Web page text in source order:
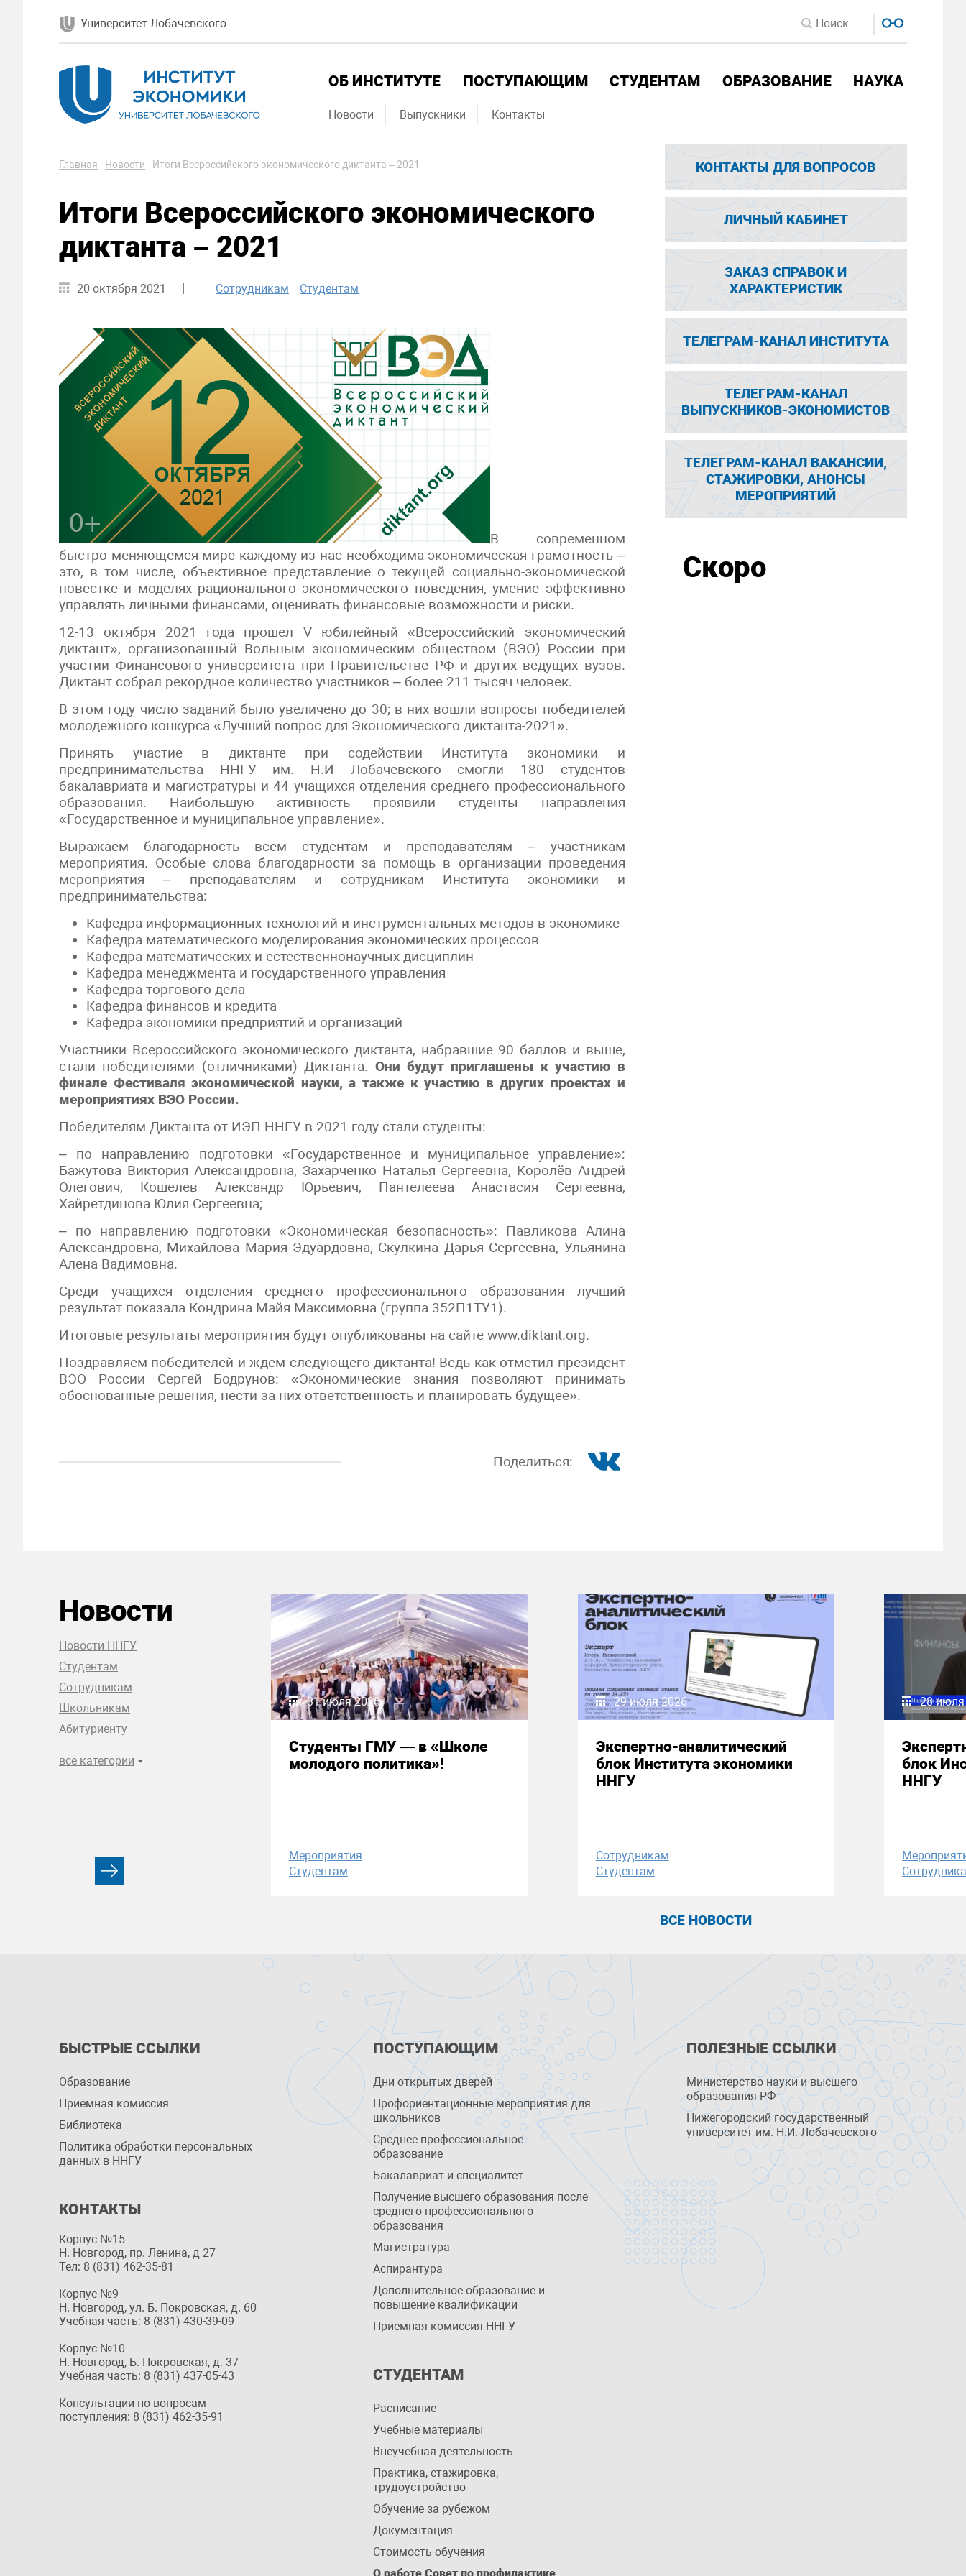
Университет Лобачевского
ОБ ИНСТИТУТЕ ПОСТУПАЮЩИМ СТУДЕНТАМ ОБРАЗОВАНИЕ НАУКА
Новости Выпускники Контакты
Главная - Новости - Итоги Всероссийского экономического диктанта – 2021
Итоги Всероссийского экономического
диктанта – 2021
20 октября 2021 Сотрудникам Студентам
В современном
быстро меняющемся мире каждому из нас необходима экономическая грамотность –
это, в том числе, объективное представление о текущей социально-экономической
повестке и моделях рационального экономического поведения, умение эффективно
управлять личными финансами, оценивать финансовые возможности и риски.
12-13 октября 2021 года прошел V юбилейный «Всероссийский экономический
диктант», организованный Вольным экономическим обществом (ВЭО) России при
участии Финансового университета при Правительстве РФ и других ведущих вузов.
Диктант собрал рекордное количество участников – более 211 тысяч человек.
В этом году число заданий было увеличено до 30; в них вошли вопросы победителей
молодежного конкурса «Лучший вопрос для Экономического диктанта-2021».
Принять участие в диктанте при содействии Института экономики и
предпринимательства ННГУ им. Н.И Лобачевского смогли 180 студентов
бакалавриата и магистратуры и 44 учащихся отделения среднего профессионального
образования. Наибольшую активность проявили студенты направления
«Государственное и муниципальное управление».
Выражаем благодарность всем студентам и преподавателям – участникам
мероприятия. Особые слова благодарности за помощь в организации проведения
мероприятия – преподавателям и сотрудникам Института экономики и
предпринимательства:
Кафедра информационных технологий и инструментальных методов в экономике
Кафедра математического моделирования экономических процессов
Кафедра математических и естественнонаучных дисциплин
Кафедра менеджмента и государственного управления
Кафедра торгового дела
Кафедра финансов и кредита
Кафедра экономики предприятий и организаций
Участники Всероссийского экономического диктанта, набравшие 90 баллов и выше,
стали победителями (отличниками) Диктанта. Они будут приглашены к участию в
финале Фестиваля экономической науки, а также к участию в других проектах и
мероприятиях ВЭО России.
Победителям Диктанта от ИЭП ННГУ в 2021 году стали студенты:
– по направлению подготовки «Государственное и муниципальное управление»:
Бажутова Виктория Александровна, Захарченко Наталья Сергеевна, Королёв Андрей
Олегович, Кошелев Александр Юрьевич, Пантелеева Анастасия Сергеевна,
Хайретдинова Юлия Сергеевна;
– по направлению подготовки «Экономическая безопасность»: Павликова Алина
Александровна, Михайлова Мария Эдуардовна, Скулкина Дарья Сергеевна, Ульянина
Алена Вадимовна.
Среди учащихся отделения среднего профессионального образования лучший
результат показала Кондрина Майя Максимовна (группа 352П1ТУ1).
Итоговые результаты мероприятия будут опубликованы на сайте www.diktant.org.
Поздравляем победителей и ждем следующего диктанта! Ведь как отметил президент
ВЭО России Сергей Бодрунов: «Экономические знания позволяют принимать
обоснованные решения, нести за них ответственность и планировать будущее».
Поделиться:
КОНТАКТЫ ДЛЯ ВОПРОСОВ
ЛИЧНЫЙ КАБИНЕТ
ЗАКАЗ СПРАВОК И
ХАРАКТЕРИСТИК
ТЕЛЕГРАМ-КАНАЛ ИНСТИТУТА
ТЕЛЕГРАМ-КАНАЛ
ВЫПУСКНИКОВ-ЭКОНОМИСТОВ
ТЕЛЕГРАМ-КАНАЛ ВАКАНСИИ,
СТАЖИРОВКИ, АНОНСЫ
МЕРОПРИЯТИЙ
Скоро
Новости
Новости ННГУ
Студентам
Сотрудникам
Школьникам
Абитуриенту
все категории
31 июля 2026
Студенты ГМУ — в «Школе
молодого политика»!
Мероприятия
Студентам
29 июля 2026
Экспертно-аналитический
блок Института экономики
ННГУ
Сотрудникам
Студентам
28
блок
ННГУ
ВСЕ НОВОСТИ
БЫСТРЫЕ ССЫЛКИ
Образование
Приемная комиссия
Библиотека
Политика обработки персональных
данных в ННГУ
КОНТАКТЫ
Корпус №15
Н. Новгород, пр. Ленина, д 27
Тел: 8 (831) 462-35-81
Корпус №9
Н. Новгород, ул. Б. Покровская, д. 60
Учебная часть: 8 (831) 430-39-09
Корпус №10
Н. Новгород, Б. Покровская, д. 37
Учебная часть: 8 (831) 437-05-43
Консультации по вопросам
поступления: 8 (831) 462-35-91
ПОСТУПАЮЩИМ
Дни открытых дверей
Профориентационные мероприятия для
школьников
Среднее профессиональное
образование
Бакалавриат и специалитет
Получение высшего образования после
среднего профессионального
образования
Магистратура
Аспирантура
Дополнительное образование и
повышение квалификации
Приемная комиссия ННГУ
СТУДЕНТАМ
Расписание
Учебные материалы
Внеучебная деятельность
Практика, стажировка,
трудоустройство
Обучение за рубежом
Документация
Стоимость обучения
ПОЛЕЗНЫЕ ССЫЛКИ
Министерство науки и высшего
образования РФ
Нижегородский государственный
университет им. Н.И. Лобачевского